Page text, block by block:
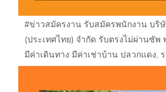
#ข่าวสมัครงาน รับสมัครพนักงาน บริ
(ประเทศไทย) จำกัด รับตรงไม่ผ่านซั
มีค่าเดินทาง มีค่าเช่าบ้าน ปลวกแดง, ร